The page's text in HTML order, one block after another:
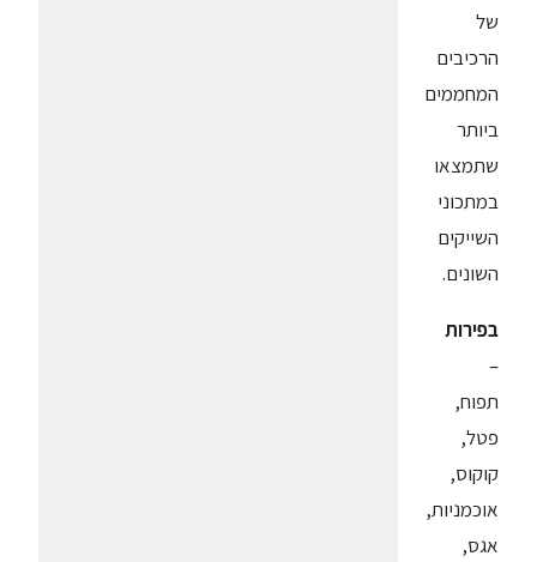
של
הרכיבים
המחממים
ביותר
שתמצאו
במתכוני
השייקים
השונים.
בפירות
–
תפוח,
פטל,
קוקוס,
אוכמניות,
אגס,